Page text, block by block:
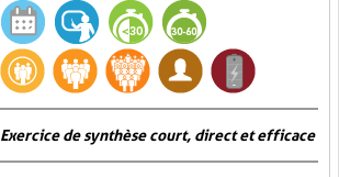
Exercice de synthèse court, direct et efficace